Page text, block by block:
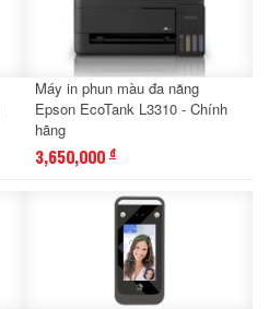
Máy in phun màu đa năng
Epson EcoTank L3310 - Chính
hãng
3,650,000 đ